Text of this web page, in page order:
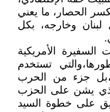
الحصار، ما يعني
لبنان وخارجه، بكل
الأمريكية
تستخدم
جزء من الحرب
يشن على الحزب
على خطوة السيد